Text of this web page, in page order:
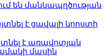
են մանկապղծության
է ցավալի կորստի
է առավոտյան
մասին